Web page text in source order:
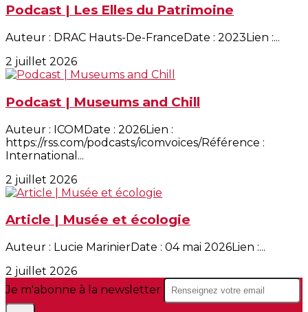
Podcast | Les Elles du Patrimoine
Auteur : DRAC Hauts-De-FranceDate : 2023Lien :...
2 juillet 2026
Podcast | Museums and Chill
Auteur : ICOMDate : 2026Lien :
https://rss.com/podcasts/icomvoices/Référence :
International...
2 juillet 2026
Article | Musée et écologie
Auteur : Lucie MarinierDate : 04 mai 2026Lien :...
2 juillet 2026
Je m'abonne à la newsletter